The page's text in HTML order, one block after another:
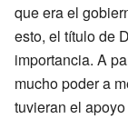
que era el
esto, el título de
importancia. A
mucho poder a
tuvieran el